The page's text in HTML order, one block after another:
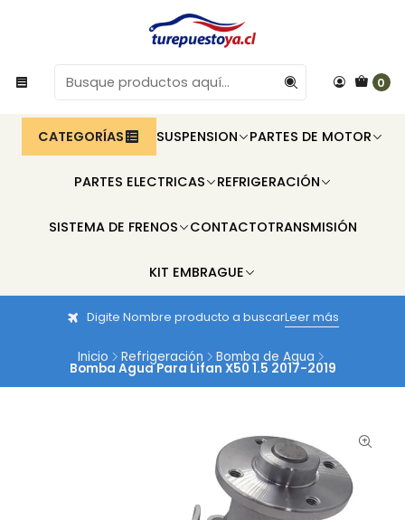
0
CATEGORÍAS SUSPENSION PARTES DE MOTOR
PARTES ELECTRICAS REFRIGERACIÓN
SISTEMA DE FRENOS CONTACTOTRANSMISIÓN
KIT EMBRAGUE
Digite Nombre producto a buscarLeer más
Inicio Refrigeración Bomba de Agua
Bomba Agua Para Lifan X50 1.5 2017-2019